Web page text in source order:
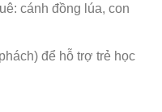
cánh đồng lúa, con
để hỗ trợ trẻ học